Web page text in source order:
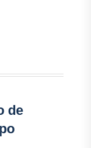
de